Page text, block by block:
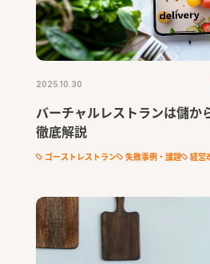
2025.10.30
バーチャルレストランは儲か
徹底解説
ゴーストレストラン 失敗事例・課題 経営